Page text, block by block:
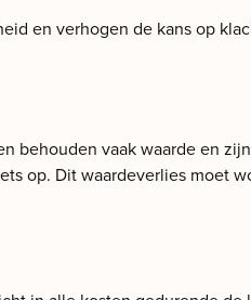
en verhogen de kans op
behouden vaak waarde en
op. Dit waardeverlies moet